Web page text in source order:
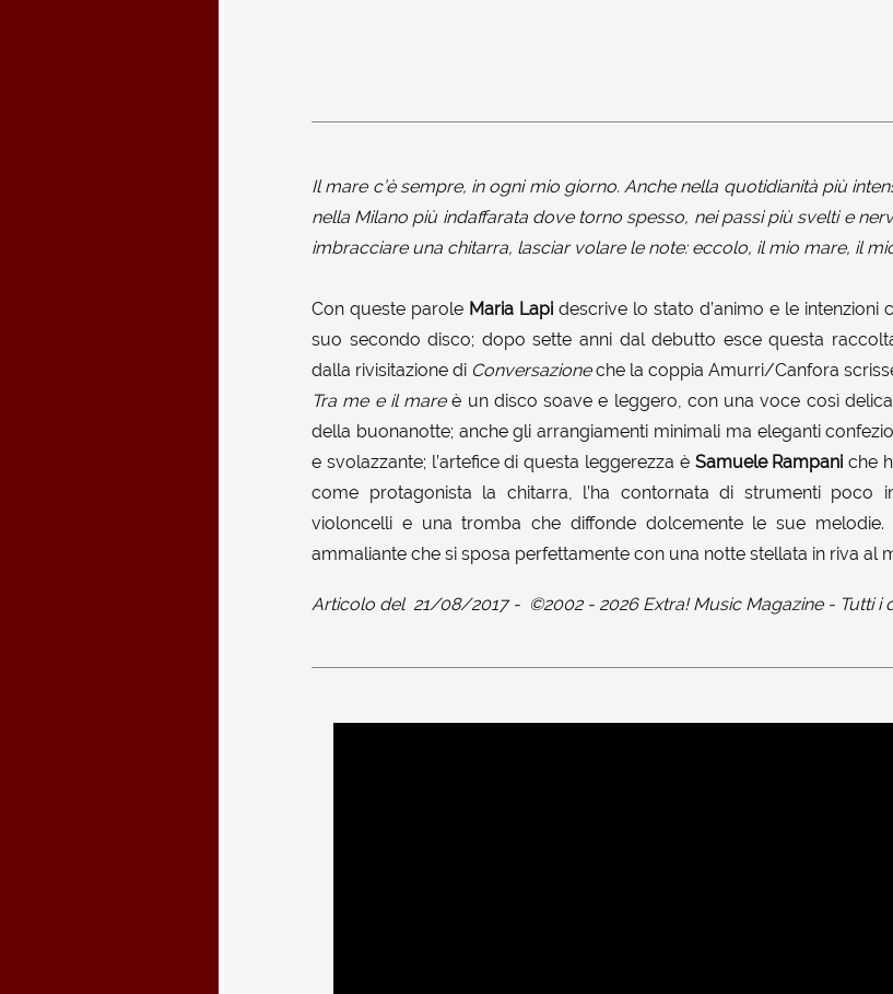
Il mare c’è sempre, in ogni mio giorno. Anche nella quotidianità più
nella Milano più indaffarata dove torno spesso, nei passi più svelti e
imbracciare una chitarra, lasciar volare le note: eccolo, il mio mare, il
Con queste parole Maria Lapi descrive lo stato d’animo e le
suo secondo disco; dopo sette anni dal debutto esce questa
dalla rivisitazione di Conversazioneche la coppia Amurri/Canfora
Tra me e il mareè un disco soave e leggero, con una voce così
della buonanotte; anche gli arrangiamenti minimali ma eleganti
e svolazzante; l’artefice di questa leggerezza è Samuele Rampani che
come protagonista la chitarra, l’ha contornata di strumenti poco
violoncelli e una tromba che diffonde dolcemente le sue
ammaliante che si sposa perfettamente con una notte stellata in riva al
Articolo del 21/08/2017- ©2002 - 2026 Extra! Music Magazine - Tutti i